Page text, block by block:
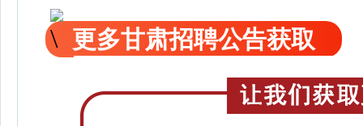
更多甘肃招聘公告获取